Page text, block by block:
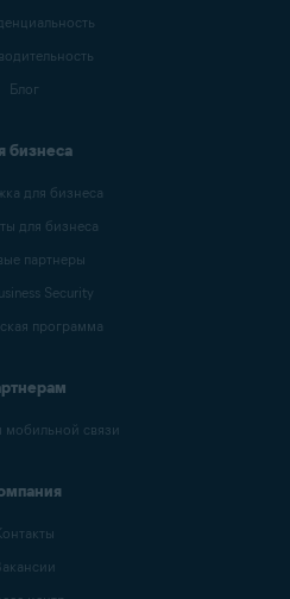
Блог
бизнеса
для бизнеса
для бизнеса
партнеры
Security
программа
мобильной связи